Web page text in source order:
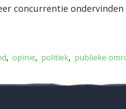
concurrentie
opinie politiek publieke